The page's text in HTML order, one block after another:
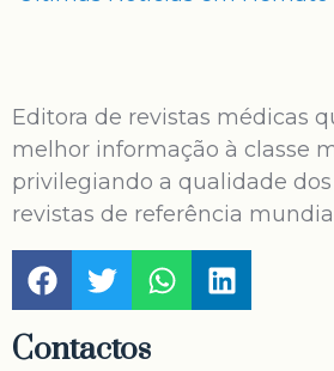
Editora de revistas médicas
melhor informação à classe
privilegiando a qualidade
revistas de referência
Contactos